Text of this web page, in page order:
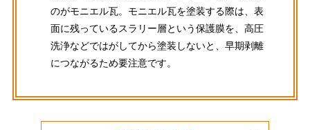
のがモニエル瓦。モニエル瓦を塗装する際は、表
面に残っているスラリー層という保護膜を、高圧
洗浄などではがしてから塗装しないと、早期剥離
につながるため要注意です。